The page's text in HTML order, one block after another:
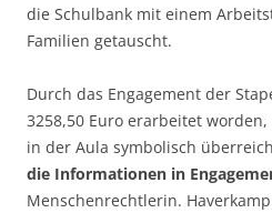
die Schulbank mit einem
Familien getauscht.
Durch das Engagement der
3258,50 Euro erarbeitet
in der Aula symbolisch
die Informationen in
Menschenrechtlerin.